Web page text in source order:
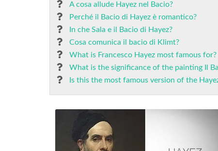
A cosa allude Hayez nel Bacio?
Perché il Bacio di Hayez è romantico?
In che Sala e il Bacio di Hayez?
Cosa comunica il bacio di Klimt?
What is Francesco Hayez most famous for?
What is the significance of the painting Il
Is this the most famous version of the